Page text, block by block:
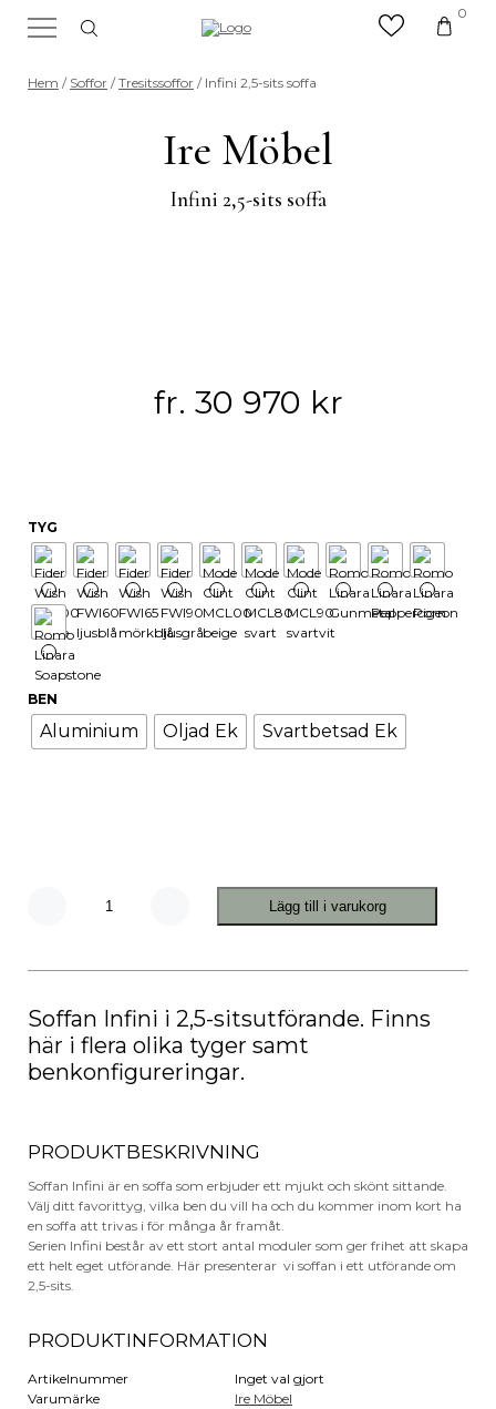
0
Sök efter valfri produkt eller
kategori
Hem / Soffor /Tresitssoffor / Infini 2,5-sits soffa
Ire Möbel
Infini 2,5-sits soffa
fr. 30 970 kr
TYG
BEN
Aluminium Oljad Ek Svartbetsad Ek
Lägg till i varukorg
Soffan Infini i 2,5-sitsutförande. Finns
här i flera olika tyger samt
benkonfigureringar.
PRODUKTBESKRIVNING
Soffan Infini är en soffa som erbjuder ett mjukt och skönt sittande.
Välj ditt favorittyg, vilka ben du vill ha och du kommer inom kort ha
en soffa att trivas i för många år framåt.
Serien Infini består av ett stort antal moduler som ger frihet att skapa
ett helt eget utförande. Här presenterar vi soffan i ett utförande om
2,5-sits.
PRODUKTINFORMATION
Artikelnummer
Inget val gjort
Varumärke
Ire Möbel